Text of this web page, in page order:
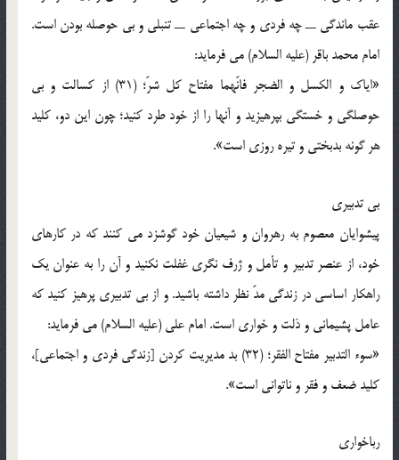
عقب ماندگی ــ چه فردی و چه اجتماعی ــ تنبلی و بی حوصله بودن است.
امام محمد باقر (علیه السلام) می فرماید:
«ایاک و الکسل و الضجر فانّهما مفتاح کل شرّ؛ (31) از کسالت و بی
حوصلگی و خستگی بپرهیزید و آنها را از خود طرد کنید؛ چون این دو، کلید
هر گونه بدبختی و تیره روزی است».
بی تدبیری
پیشوایان معصوم به رهروان و شیعیان خود گوشزد می کنند که در کارهای
خود، از عنصر تدبیر و تأمل و ژرف نگری غفلت نکنید و آن را به عنوان یک
راهکار اساسی در زندگی مدّ نظر داشته باشید. و از بی تدبیری پرهیز کنید که
عامل پشیمانی و ذلت و خواری است. امام علی (علیه السلام) می فرماید:
«سوء التدبیر مفتاح الفقر؛ (32) بد مدیریت کردن [زندگی فردی و اجتماعی]،
کلید ضعف و فقر و ناتوانی است».
رباخواری